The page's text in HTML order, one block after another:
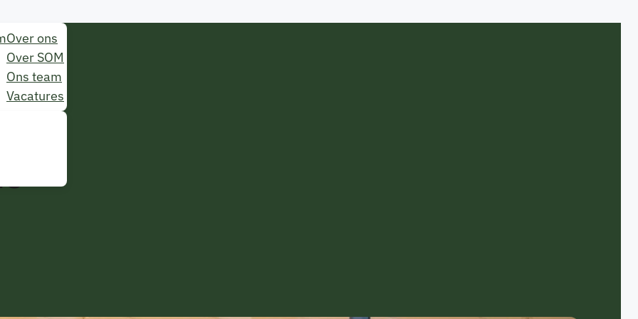
Over ons
Over SOM
Ons team
Vacatures